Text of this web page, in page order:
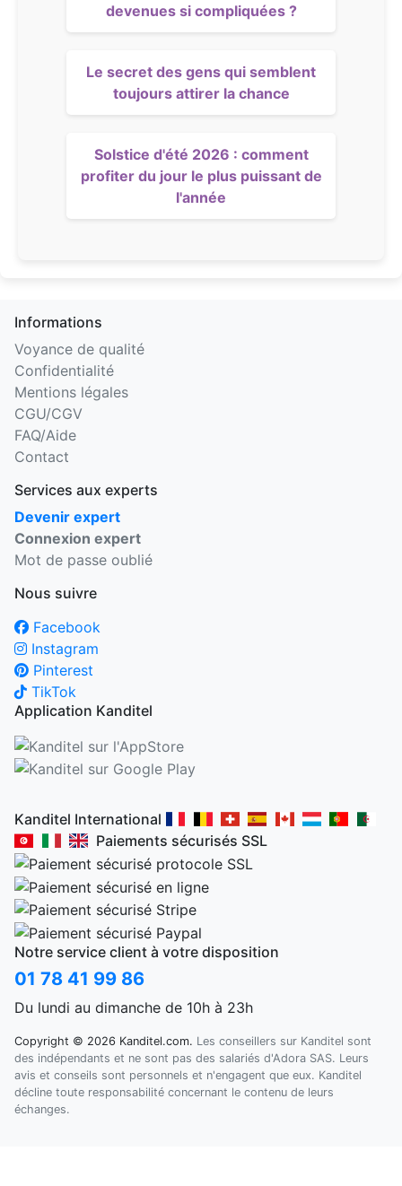
devenues si compliquées ?
Le secret des gens qui semblent
toujours attirer la chance
Solstice d'été 2026 : comment
profiter du jour le plus puissant de
l'année
Informations
Voyance de qualité
Confidentialité
Mentions légales
CGU/CGV
FAQ/Aide
Contact
Services aux experts
Devenir expert
Connexion expert
Mot de passe oublié
Nous suivre
Facebook
Instagram
Pinterest
TikTok
Application Kanditel
Kanditel International
Paiements sécurisés SSL
Notre service client à votre disposition
01 78 41 99 86
Du lundi au dimanche de 10h à 23h
Copyright © 2026 Kanditel.com. Les conseillers sur Kanditel sont
des indépendants et ne sont pas des salariés d'Adora SAS. Leurs
avis et conseils sont personnels et n'engagent que eux. Kanditel
décline toute responsabilité concernant le contenu de leurs
échanges.